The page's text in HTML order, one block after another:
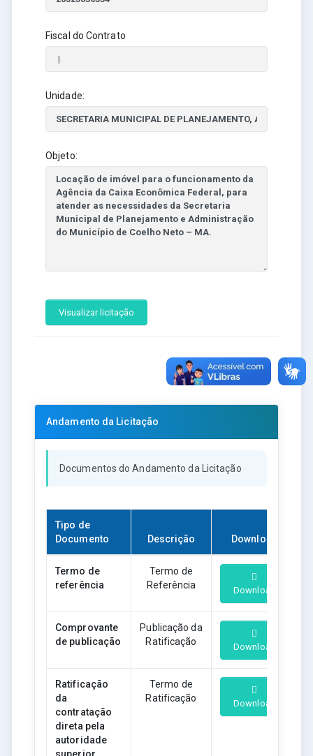
Fiscal do Contrato
Unidade:
Objeto:
Visualizar licitação
Andamento da Licitação
Documentos do Andamento da Licitação
Tipo de
Documento
Descrição Download
Termo de
referência
Termo de
Referência
Download
Comprovante
de publicação
Publicação da
Ratificação
Download
Ratificação
da
contratação
direta pela
autoridade
Termo de
Ratificação
Download